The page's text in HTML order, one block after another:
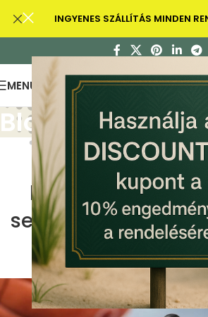
INGYENES SZÁLLÍTÁS MINDEN
MENU
Blog
CBD ALVÁS,CBD OLAJ
Fáradt vagy?
hogyan lehetsz a
segítségével
CBD olajOn március 23,